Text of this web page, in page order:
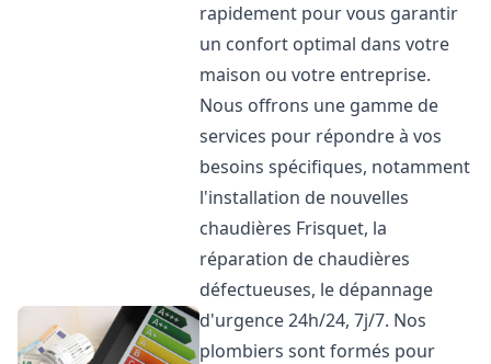
rapidement pour vous garantir
un confort optimal dans votre
maison ou votre entreprise.
Nous offrons une gamme de
services pour répondre à vos
besoins spécifiques, notamment
l'installation de nouvelles
chaudières Frisquet, la
réparation de chaudières
défectueuses, le dépannage
d'urgence 24h/24, 7j/7. Nos
plombiers sont formés pour